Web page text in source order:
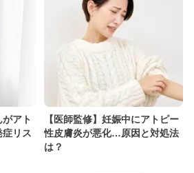
アト
症リス
【医師監修】妊娠中にアトピー
性皮膚炎が悪化…原因と対処法
は？